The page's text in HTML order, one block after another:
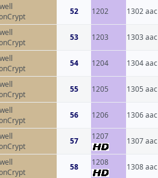
52 1202 1302 aac
53 1203 1303 aac
54 1204 1304 aac
55 1205 1305 aac
56 1206 1306 aac
57 1207 1307 aac
58 1208 1308 aac